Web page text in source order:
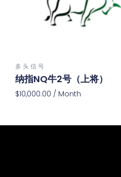
多 头 信 号
纳指NQ牛2号（上将）
$10,000.00 / Month